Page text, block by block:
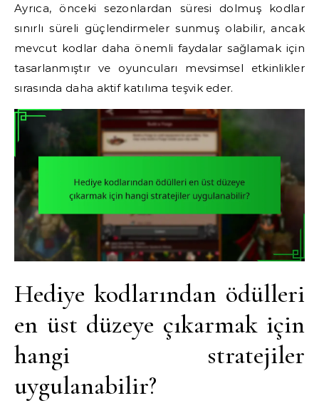
Ayrıca, önceki sezonlardan süresi dolmuş kodlar
sınırlı süreli güçlendirmeler sunmuş olabilir, ancak
mevcut kodlar daha önemli faydalar sağlamak için
tasarlanmıştır ve oyuncuları mevsimsel etkinlikler
sırasında daha aktif katılıma teşvik eder.
Hediye kodlarından ödülleri
en üst düzeye çıkarmak için
hangi stratejiler
uygulanabilir?